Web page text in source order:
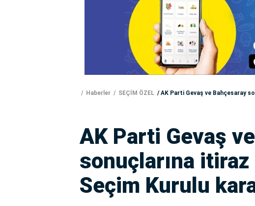
Haberler SEÇİM ÖZEL AK Parti Gevaş ve Bahçesaray
AK Parti Gevaş
sonuçlarına
Seçim Kurulu